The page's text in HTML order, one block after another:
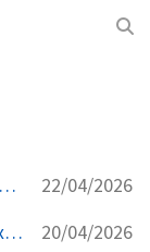
Gilmar Mendes — 'É preciso ter adultos na sala' — blindagem do STF no Caso Master 22/04/2026
Silêncio do Itamaraty e da PF após expulsão — padrão de supressão narrativa 20/04/2026